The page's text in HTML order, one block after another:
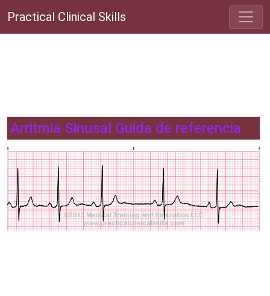
Practical Clinical Skills
Arritmia Sinusal Guida de referencia